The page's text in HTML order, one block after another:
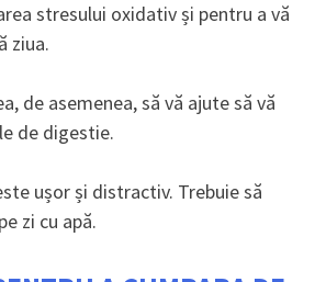
stresului oxidativ și pentru a vă
ziua.
de asemenea, să vă ajute să vă
de digestie.
ușor și distractiv. Trebuie să
zi cu apă.